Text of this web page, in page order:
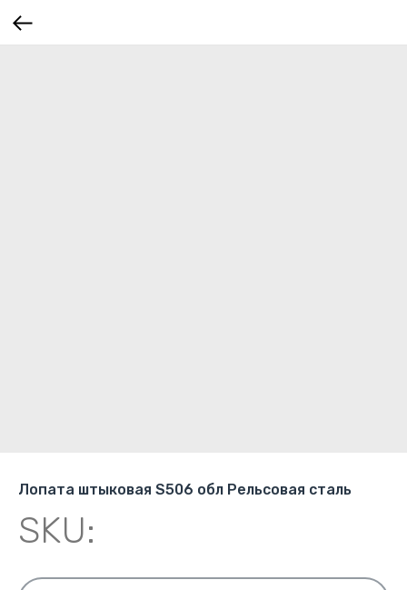
Лопата штыковая S506 обл Рельсовая сталь
SKU: